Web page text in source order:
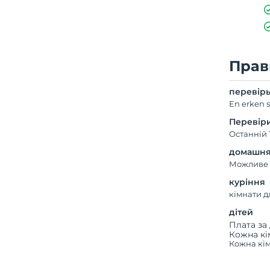
En erken
Останній
Можливе
куріння
кімнати
дітей
Плата за
Кожна
Кожна